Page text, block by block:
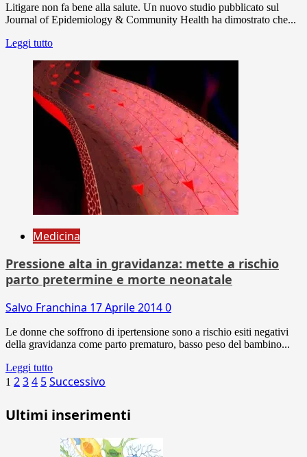
Litigare non fa bene alla salute. Un nuovo studio pubblicato sul
Journal of Epidemiology & Community Health ha dimostrato che...
Leggi tutto
Medicina
Pressione alta in gravidanza: mette a rischio
parto pretermine e morte neonatale
Salvo Franchina 17 Aprile 20140
Le donne che soffrono di ipertensione sono a rischio esiti negativi
della gravidanza come parto prematuro, basso peso del bambino...
Leggi tutto
Paginazione
degli
articoli
1 234 5Successivo
Ultimi inserimenti